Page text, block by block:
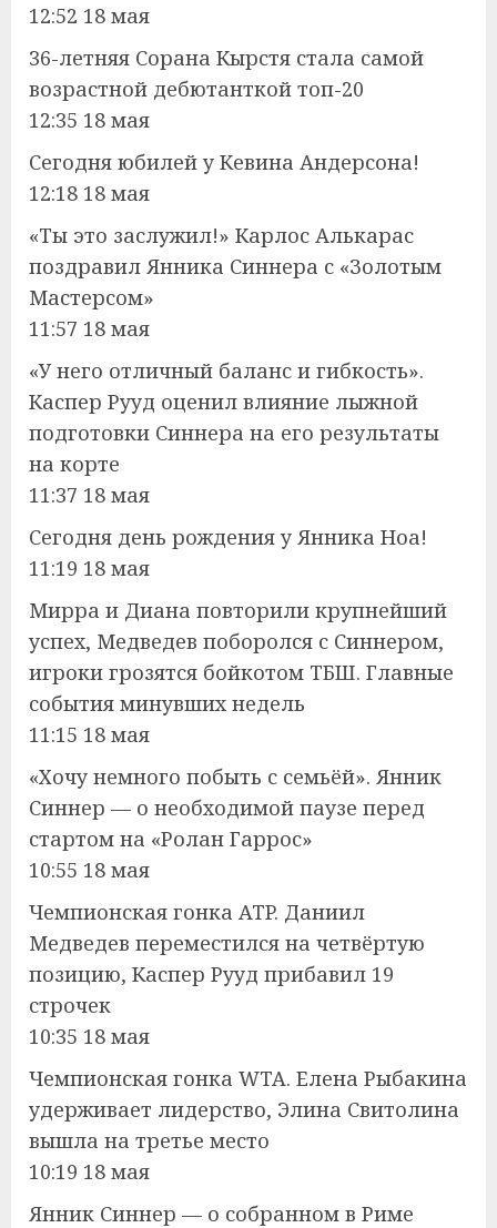
12:52 18 мая
36-летняя Сорана Кырстя стала самой
возрастной дебютанткой топ-20
12:35 18 мая
Сегодня юбилей у Кевина Андерсона!
12:18 18 мая
«Ты это заслужил!» Карлос Алькарас
поздравил Янника Синнера с «Золотым
Мастерсом»
11:57 18 мая
«У него отличный баланс и гибкость».
Каспер Рууд оценил влияние лыжной
подготовки Синнера на его результаты
на корте
11:37 18 мая
Сегодня день рождения у Янника Ноа!
11:19 18 мая
Мирра и Диана повторили крупнейший
успех, Медведев поборолся с Синнером,
игроки грозятся бойкотом ТБШ. Главные
события минувших недель
11:15 18 мая
«Хочу немного побыть с семьёй». Янник
Синнер — о необходимой паузе перед
стартом на «Ролан Гаррос»
10:55 18 мая
Чемпионская гонка ATP. Даниил
Медведев переместился на четвёртую
позицию, Каспер Рууд прибавил 19
строчек
10:35 18 мая
Чемпионская гонка WTA. Елена Рыбакина
удерживает лидерство, Элина Свитолина
вышла на третье место
10:19 18 мая
Янник Синнер — о собранном в Риме